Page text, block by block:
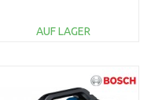
AUF LAGER
Vergleichen